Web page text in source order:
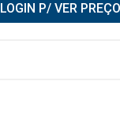
LOGIN P/ VER PREÇO